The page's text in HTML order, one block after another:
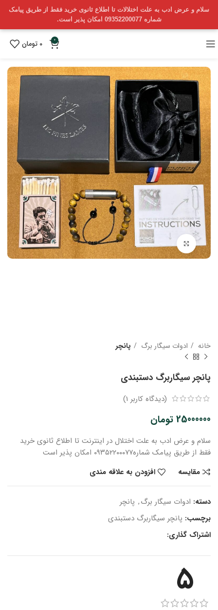
سلام و عرض ادب به علت اختلالات تا اطلاع ثانوی خرید فقط از طریق پیامک
شماره 09352200077 امکان پذیر است.
0
0 تومان
بزرگنمایی تصویر
خانه ادوات سیگار برگ پانچر
پانچر سیگاربرگ دستبندی
(دیدگاه کاربر 1
)
25000000 تومان
سلام و عرض ادب به علت اختلال در اینترنت تا اطلاع ثانوی خرید
فقط از طریق پیامک شماره۰۹۳۵۲۲۰۰۰۷۷ امکان پذیر است
مقایسه
افزودن به علاقه مندی
دسته: ادوات سیگار برگ, پانچر
برچسب: پانچر سیگاربرگ دستبندی
اشتراک گذاری:
5